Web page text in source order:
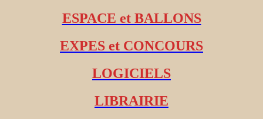
ESPACE et BALLONS
EXPES et CONCOURS
LOGICIELS
LIBRAIRIE